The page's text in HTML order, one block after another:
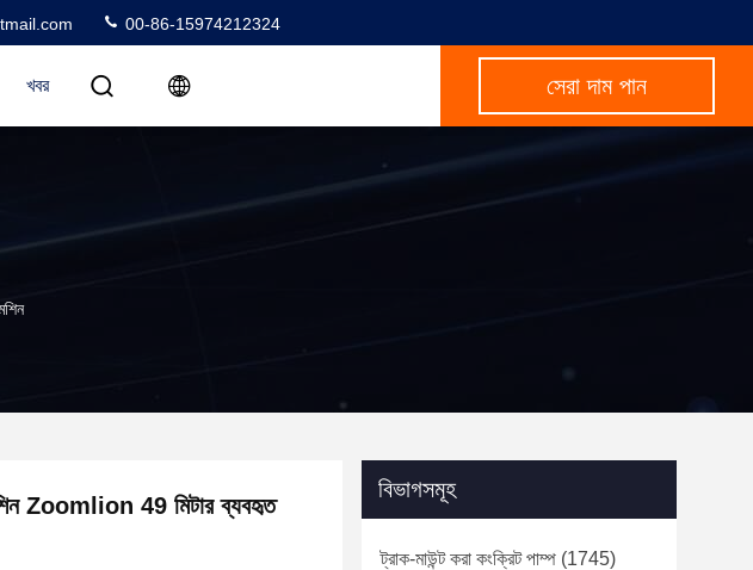
00-86-15974212324
খবর সেরা দাম পান
Zoomlion 49 মিটার ব্যবহৃত
বিভাগসমূহ
ট্রাক-মাউন্ট করা কংক্রিট পাম্প (1745)